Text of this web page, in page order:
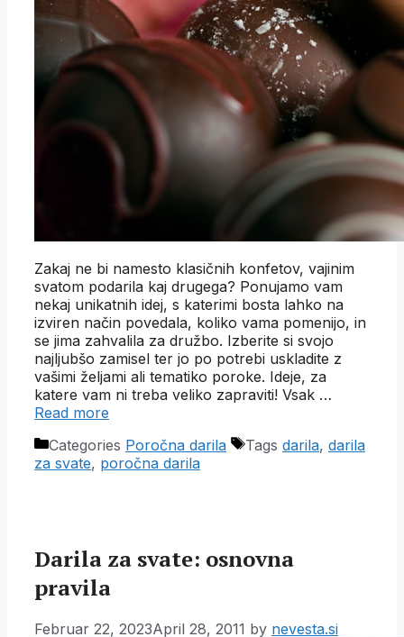
Zakaj ne bi namesto klasičnih konfetov, vajinim
svatom podarila kaj drugega? Ponujamo vam
nekaj unikatnih idej, s katerimi bosta lahko na
izviren način povedala, koliko vama pomenijo, in
se jima zahvalila za družbo. Izberite si svojo
najljubšo zamisel ter jo po potrebi uskladite z
vašimi željami ali tematiko poroke. Ideje, za
katere vam ni treba veliko zapraviti! Vsak …
Read more
Categories Poročna darila Tags darila, darila
za svate, poročna darila
Darila za svate: osnovna
pravila
Februar 22, 2023April 28, 2011 by nevesta.si